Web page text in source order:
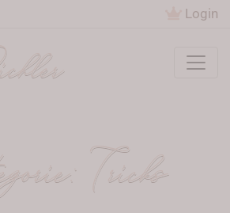
Login
Tricks